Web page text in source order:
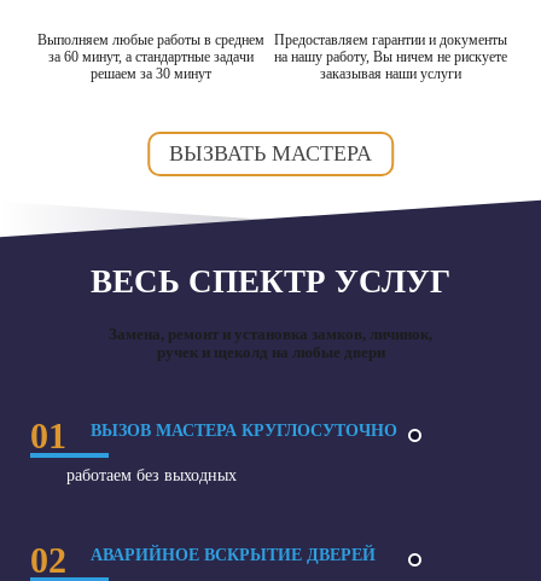
Выполняем любые работы в среднем
за 60 минут, а стандартные задачи
решаем за 30 минут
Предоставляем гарантии и документы
на нашу работу, Вы ничем не рискуете
заказывая наши услуги
ВЫЗВАТЬ МАСТЕРА
ВЕСЬ СПЕКТР УСЛУГ
Замена, ремонт и установка замков, личинок,
ручек и щеколд на любые двери
01 ВЫЗОВ МАСТЕРА КРУГЛОСУТОЧНО
работаем без выходных
02 АВАРИЙНОЕ ВСКРЫТИЕ ДВЕРЕЙ